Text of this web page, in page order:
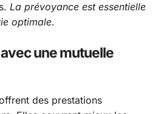
La prévoyance est essentielle
optimale.
une mutuelle
des prestations